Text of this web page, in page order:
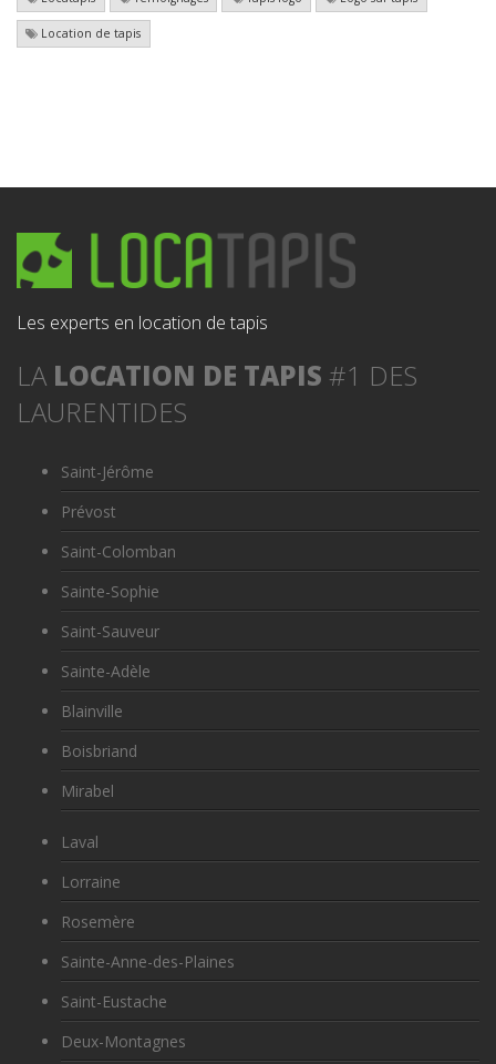
Location de tapis
Les experts en location de tapis
LA LOCATION DE TAPIS #1 DES
LAURENTIDES
Saint-Jérôme
Prévost
Saint-Colomban
Sainte-Sophie
Saint-Sauveur
Sainte-Adèle
Blainville
Boisbriand
Mirabel
Laval
Lorraine
Rosemère
Sainte-Anne-des-Plaines
Saint-Eustache
Deux-Montagnes